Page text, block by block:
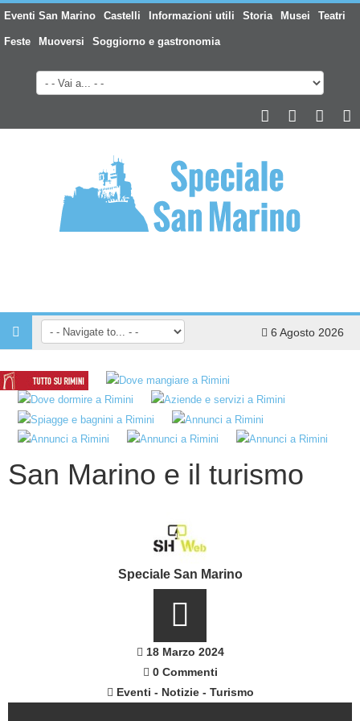
Eventi San Marino Castelli Informazioni utili Storia Musei Teatri
Feste Muoversi Soggiorno e gastronomia
6 Agosto 2026
San Marino e il turismo
Speciale San Marino
18 Marzo 2024
0 Commenti
Eventi - Notizie- Turismo